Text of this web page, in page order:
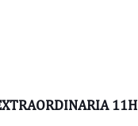
11H